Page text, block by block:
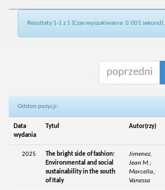
Rezultaty 1-1 z 1 (Czas wyszukiwania: 0.001 sekund).
poprzedni
Odsłon pozycji:
Data
wydania
Tytuł Autor(rzy)
2025
The bright side of fashion:
Environmental and social
sustainability in the south
of Italy
Jimenez,
Jean M.;
Marcella,
Vanessa